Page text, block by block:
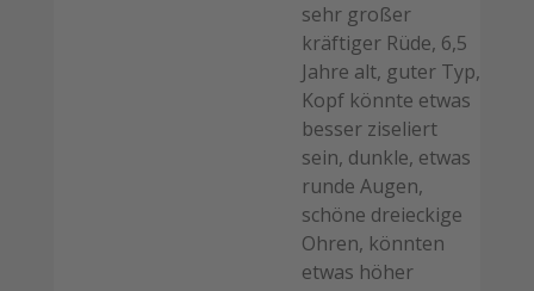
sehr großer
kräftiger Rüde, 6,5
Jahre alt, guter Typ,
Kopf könnte etwas
besser ziseliert
sein, dunkle, etwas
runde Augen,
schöne dreieckige
Ohren, könnten
etwas höher